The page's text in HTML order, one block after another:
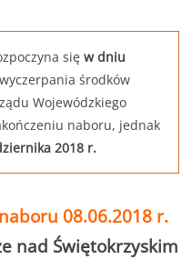
się w dniu
środków
Wojewódzkiego
naboru, jednak
2018 r.
08.06.2018 r.
nad Świętokrzyskim